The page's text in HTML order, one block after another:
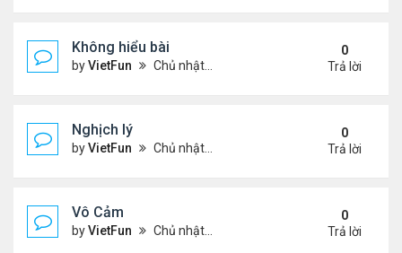
Không hiểu bài
byVietFun Chủ nhật Tháng 11 14, 2021 9:01 pm
0
Trả lời
Nghịch lý
byVietFun Chủ nhật Tháng 11 07, 2021 9:39 pm
0
Trả lời
Vô Cảm
byVietFun Chủ nhật Tháng 11 07, 2021 8:01 pm
0
Trả lời